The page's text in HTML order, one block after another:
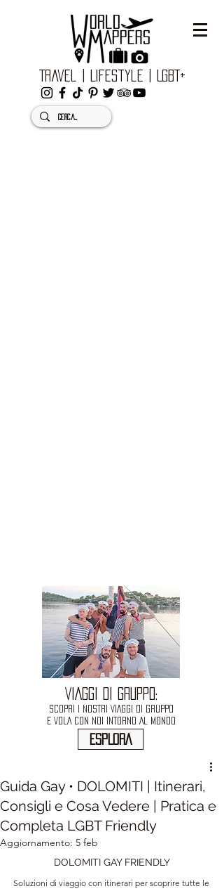
Travel | Lifestyle | LGBT+
VIAGGI DI GRUPPO:
SCOPRI I NOSTRI VIAGGI DI GRUPPO
E VOLA CON NOI INTORNO AL MONDO
ESPLORA
Guida Gay • DOLOMITI | Itinerari,
Consigli e Cosa Vedere | Pratica e
Completa LGBT Friendly
Aggiornamento: 5 feb
DOLOMITI GAY FRIENDLY
Soluzioni di viaggio con itinerari per scoprire tutte le